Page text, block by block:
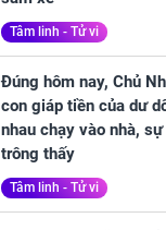
Tâm linh - Tử vi
Đúng hôm nay, Chủ
con giáp tiền của dư
nhau chạy vào nhà,
trông thấy
Tâm linh - Tử vi